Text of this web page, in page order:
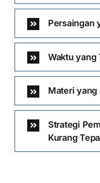
Persaingan
Waktu yang
Materi yang
Strategi
Kurang